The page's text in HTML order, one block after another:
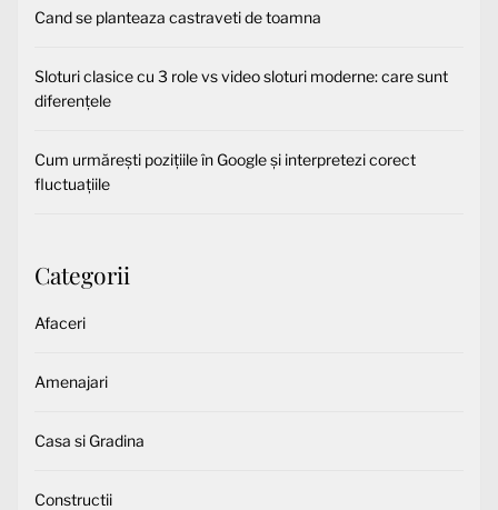
Cand se planteaza castraveti de toamna
Sloturi clasice cu 3 role vs video sloturi moderne: care sunt
diferențele
Cum urmărești pozițiile în Google și interpretezi corect
fluctuațiile
Categorii
Afaceri
Amenajari
Casa si Gradina
Constructii